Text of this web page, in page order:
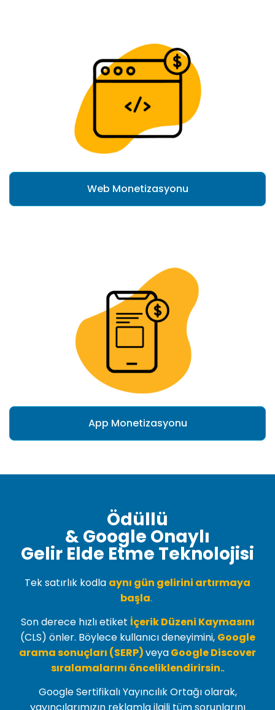
Web Monetizasyonu
App Monetizasyonu
Ödüllü
& Google Onaylı
Gelir Elde Etme Teknolojisi
Tek satırlık kodla aynı gün gelirini artırmaya
başla.
Son derece hızlı etiket İçerik Düzeni Kaymasını
(CLS) önler. Böylece kullanıcı deneyimini, Google
arama sonuçları (SERP)veyaGoogle Discover
sıralamalarını önceliklendirirsin..
Google Sertifikalı Yayıncılık Ortağı olarak,